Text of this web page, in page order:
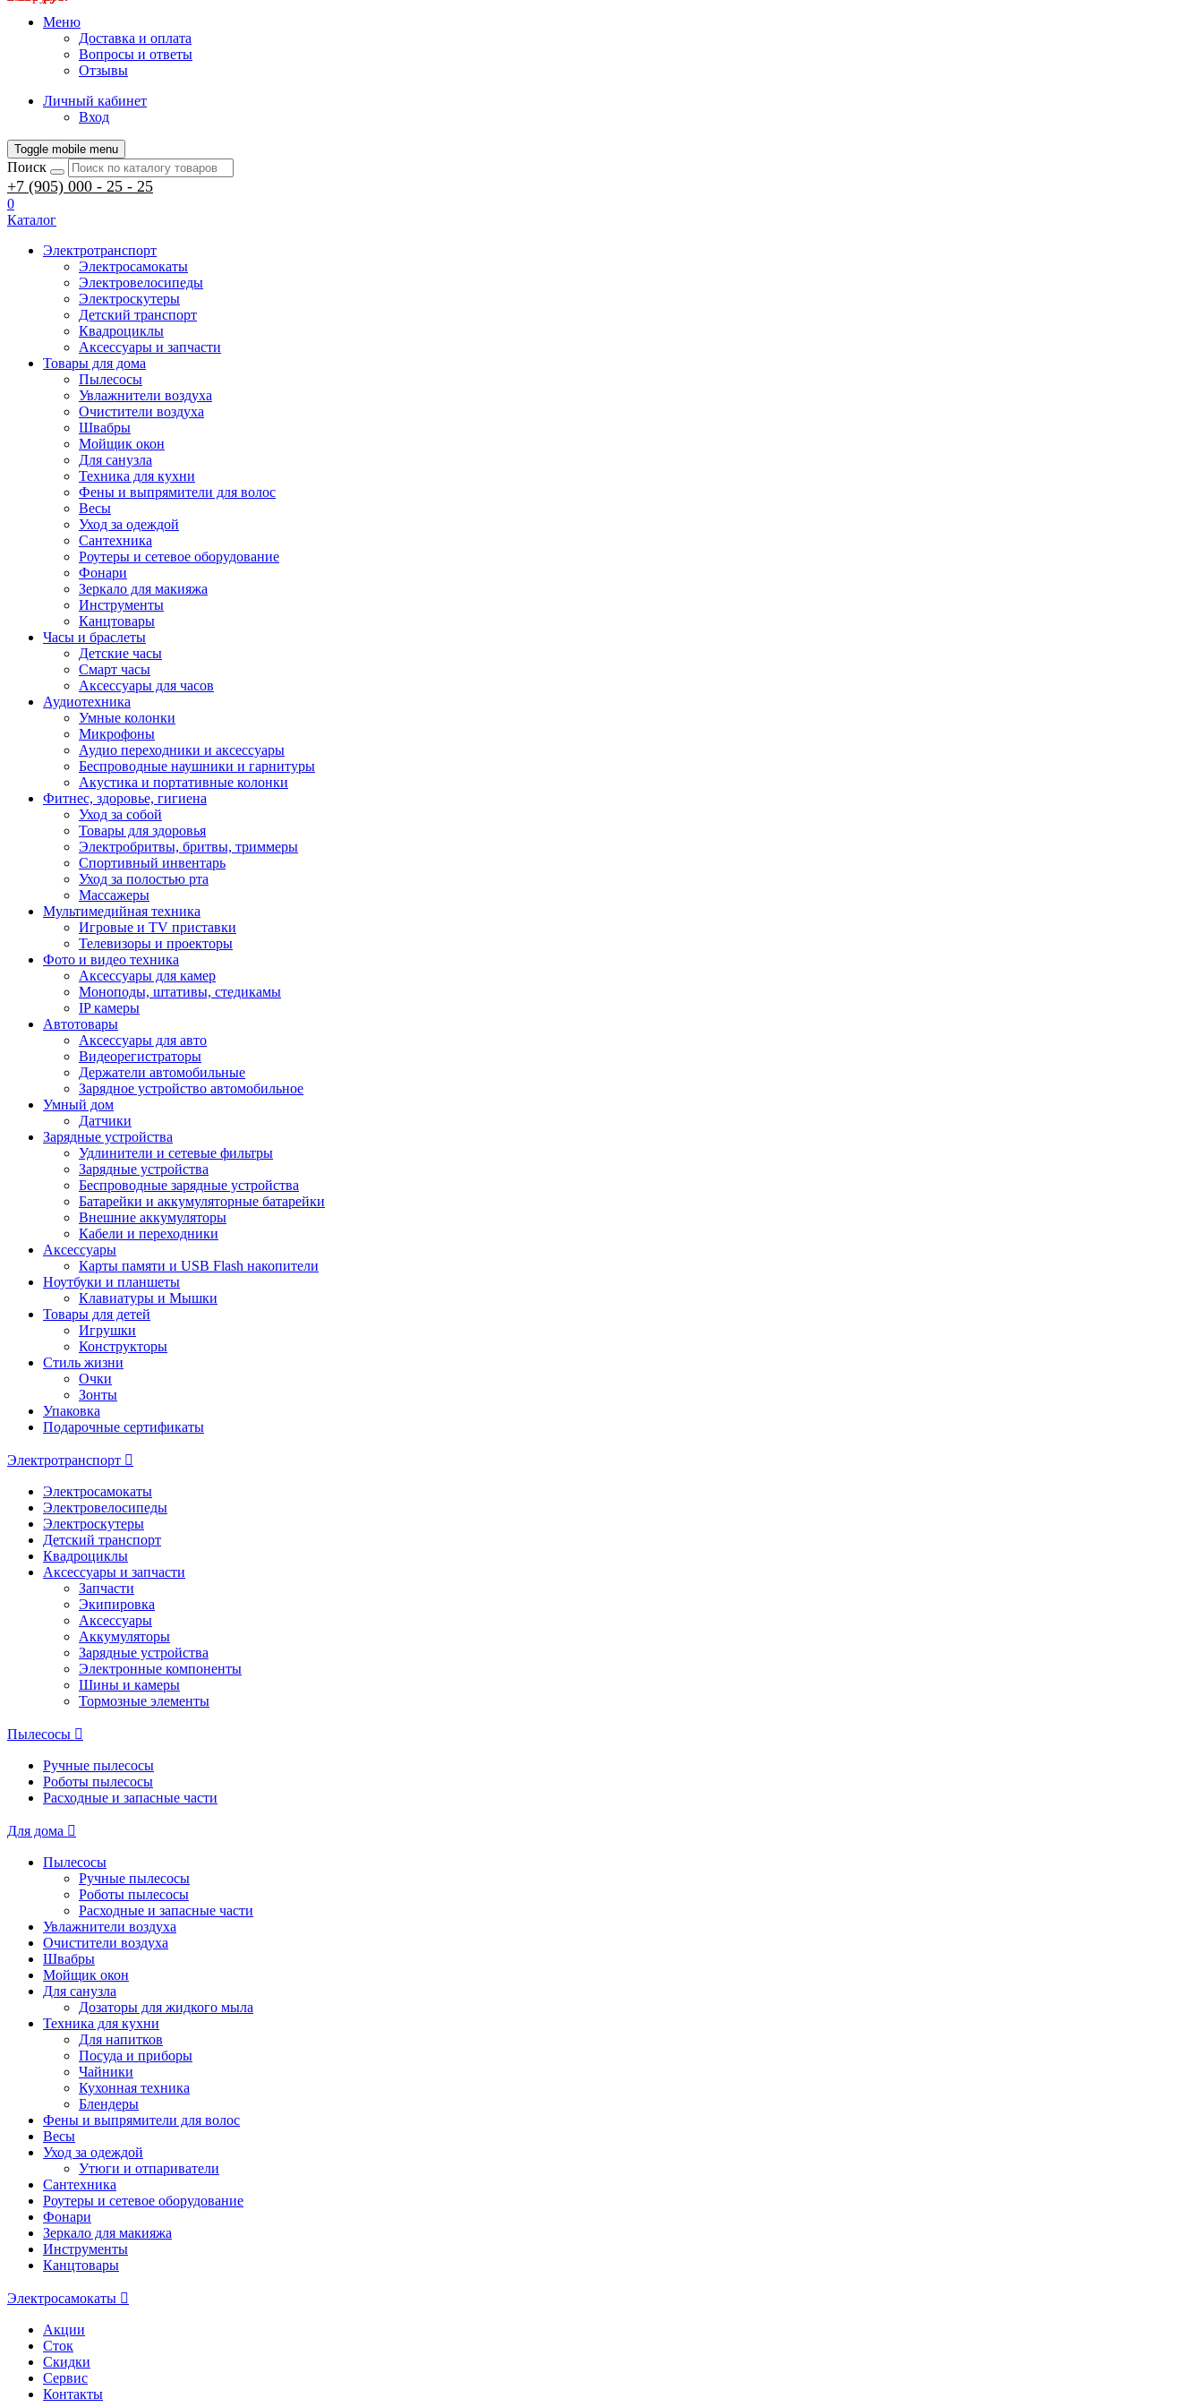
Меню
Доставка и оплата
Вопросы и ответы
Отзывы
Личный кабинет
Вход
Toggle mobile menu
Поиск
+7 (905) 000 - 25 - 25
0
Каталог
Электротранспорт
Электросамокаты
Электровелосипеды
Электроскутеры
Детский транспорт
Квадроциклы
Аксессуары и запчасти
Товары для дома
Пылесосы
Увлажнители воздуха
Очистители воздуха
Швабры
Мойщик окон
Для санузла
Техника для кухни
Фены и выпрямители для волос
Весы
Уход за одеждой
Сантехника
Роутеры и сетевое оборудование
Фонари
Зеркало для макияжа
Инструменты
Канцтовары
Часы и браслеты
Детские часы
Смарт часы
Аксессуары для часов
Аудиотехника
Умные колонки
Микрофоны
Аудио переходники и аксессуары
Беспроводные наушники и гарнитуры
Акустика и портативные колонки
Фитнес, здоровье, гигиена
Уход за собой
Товары для здоровья
Электробритвы, бритвы, триммеры
Спортивный инвентарь
Уход за полостью рта
Массажеры
Мультимедийная техника
Игровые и TV приставки
Телевизоры и проекторы
Фото и видео техника
Аксессуары для камер
Моноподы, штативы, стедикамы
IP камеры
Автотовары
Аксессуары для авто
Видеорегистраторы
Держатели автомобильные
Зарядное устройство автомобильное
Умный дом
Датчики
Зарядные устройства
Удлинители и сетевые фильтры
Зарядные устройства
Беспроводные зарядные устройства
Батарейки и аккумуляторные батарейки
Внешние аккумуляторы
Кабели и переходники
Аксессуары
Карты памяти и USB Flash накопители
Ноутбуки и планшеты
Клавиатуры и Мышки
Товары для детей
Игрушки
Конструкторы
Стиль жизни
Очки
Зонты
Упаковка
Подарочные сертификаты
Электротранспорт
Электросамокаты
Электровелосипеды
Электроскутеры
Детский транспорт
Квадроциклы
Аксессуары и запчасти
Запчасти
Экипировка
Аксессуары
Аккумуляторы
Зарядные устройства
Электронные компоненты
Шины и камеры
Тормозные элементы
Пылесосы
Ручные пылесосы
Роботы пылесосы
Расходные и запасные части
Для дома
Пылесосы
Ручные пылесосы
Роботы пылесосы
Расходные и запасные части
Увлажнители воздуха
Очистители воздуха
Швабры
Мойщик окон
Для санузла
Дозаторы для жидкого мыла
Техника для кухни
Для напитков
Посуда и приборы
Чайники
Кухонная техника
Блендеры
Фены и выпрямители для волос
Весы
Уход за одеждой
Утюги и отпариватели
Сантехника
Роутеры и сетевое оборудование
Фонари
Зеркало для макияжа
Инструменты
Канцтовары
Электросамокаты
Акции
Сток
Скидки
Сервис
Контакты